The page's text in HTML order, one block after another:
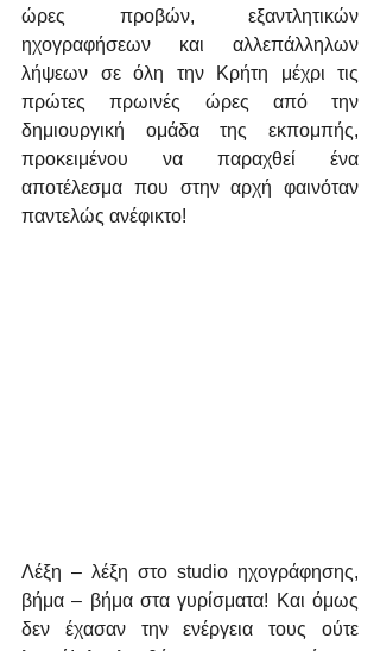
ώρες προβών, εξαντλητικών
ηχογραφήσεων και αλλεπάλληλων
λήψεων σε όλη την Κρήτη μέχρι τις
πρώτες πρωινές ώρες από την
δημιουργική ομάδα της εκπομπής,
προκειμένου να παραχθεί ένα
αποτέλεσμα που στην αρχή φαινόταν
παντελώς ανέφικτο!
Λέξη – λέξη στο studio ηχογράφησης,
βήμα – βήμα στα γυρίσματα! Και όμως
δεν έχασαν την ενέργεια τους ούτε